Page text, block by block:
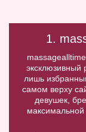
1.
эксклюзивный
лишь
самом верху
девушек,